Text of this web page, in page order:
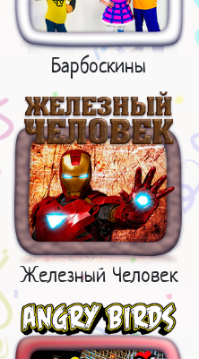
Барбоскины
Железный Человек